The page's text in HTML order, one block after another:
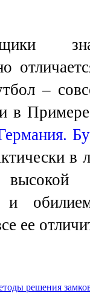
–
в
в
ее
решения